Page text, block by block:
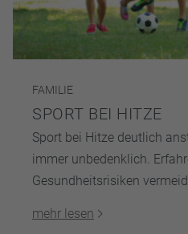
FAMILIE
SPORT BEI HITZE
Sport bei Hitze deutlich
immer unbedenklich.
Gesundheitsrisiken
mehr lesen